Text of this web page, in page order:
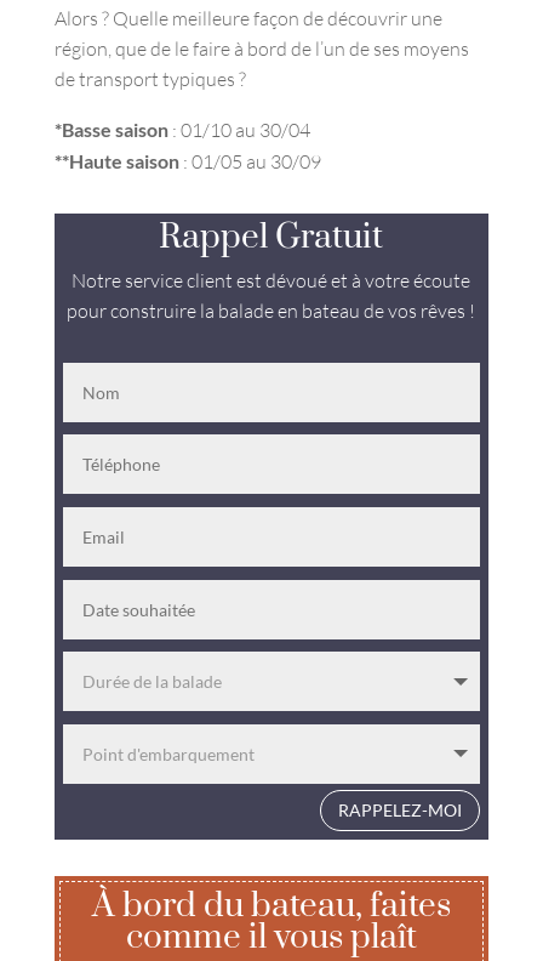
Alors ? Quelle meilleure façon de découvrir une
région, que de le faire à bord de l’un de ses moyens
de transport typiques ?
*Basse saison: 01/10 au 30/04
**Haute saison: 01/05 au 30/09
Rappel Gratuit
Notre service client est dévoué et à votre écoute
pour construire la balade en bateau de vos rêves !
RAPPELEZ-MOI
À bord du bateau, faites
comme il vous plaît